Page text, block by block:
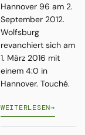
Hannover 96 am 2.
September 2012.
Wolfsburg
revanchiert sich am
1. März 2016 mit
einem 4:0 in
Hannover. Touché.
WEITERLESEN→